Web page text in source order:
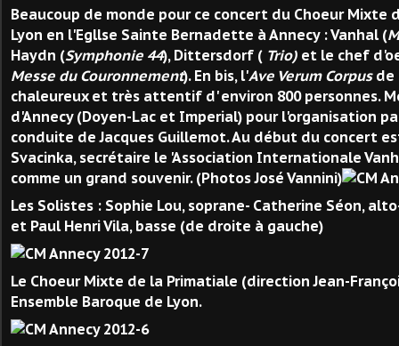
Beaucoup de monde pour ce concert du Choeur Mixte
Lyon en l'Egllse Sainte Bernadette à Annecy : Vanhal (
Haydn (Symphonie 44), Dittersdorf ( Trio) et le chef
Messe du Couronnement). En bis, l'Ave Verum Corpusde
chaleureux et très attentif d' environ 800 personnes.
d'Annecy (Doyen-Lac et Imperial) pour l'organisation
conduite de Jacques Guillemot. Au début du concert
Svacinka, secrétaire le 'Association Internationale
comme un grand souvenir. (Photos José Vannini)
Les Solistes : Sophie Lou, soprane- Catherine Séon,
et Paul Henri Vila, basse (de droite à gauche)
Le Choeur Mixte de la Primatiale (direction Jean-
Ensemble Baroque de Lyon.